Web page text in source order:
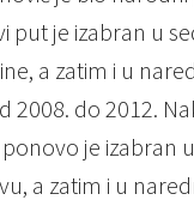
put je izabran u
a zatim i u
2008. do 2012.
je izabran
a zatim i u